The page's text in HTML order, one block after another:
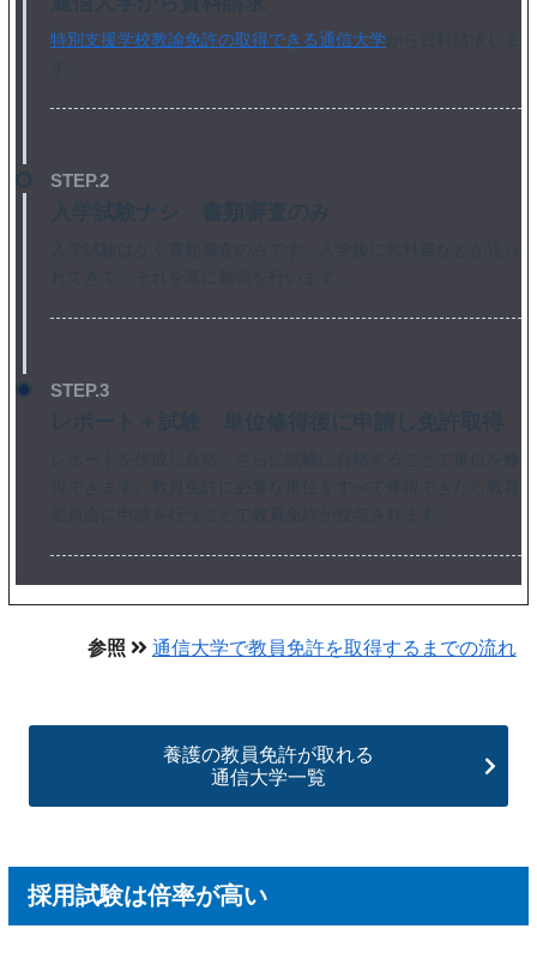
特別支援学校教諭免許の取得できる通信大学
STEP.2
STEP.3
参照 通信大学で教員免許を取得するまでの流れ
養護の教員免許が取れる
通信大学一覧
採用試験は倍率が高い